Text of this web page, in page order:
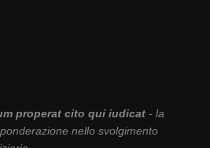
properat cito qui iudicat- la
nello svolgimento